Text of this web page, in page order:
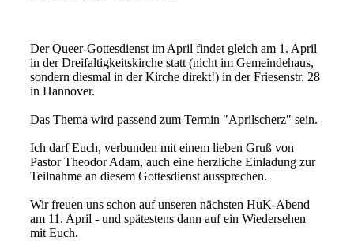
Der Queer-Gottesdienst im April findet gleich am 1. April
in der Dreifaltigkeitskirche statt (nicht im Gemeindehaus,
sondern diesmal in der Kirche direkt!) in der Friesenstr. 28
in Hannover.
Das Thema wird passend zum Termin "Aprilscherz" sein.
Ich darf Euch, verbunden mit einem lieben Gruß von
Pastor Theodor Adam, auch eine herzliche Einladung zur
Teilnahme an diesem Gottesdienst aussprechen.
Wir freuen uns schon auf unseren nächsten HuK-Abend
am 11. April - und spätestens dann auf ein Wiedersehen
mit Euch.